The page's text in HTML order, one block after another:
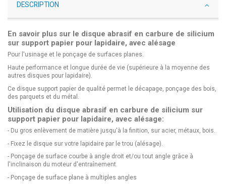
DESCRIPTION
En savoir plus sur le disque abrasif en carbure de silicium
sur support papier pour lapidaire, avec alésage
Pour l'usinage et le ponçage de surfaces planes.
Haute performance et longue durée de vie (supérieure à la moyenne des
autres disques pour lapidaire).
Ce disque support papier de qualité permet le décapage, ponçage des bois,
des parquets et du métal.
Utilisation du disque abrasif en carbure de silicium sur
support papier pour lapidaire, avec alésage:
- Du gros enlèvement de matière jusqu'à la finition, sur acier, métaux, bois.
- Fixez le disque sur votre lapidaire par le trou (alésage).
- Ponçage de surface courbe à angle droit et/ou tout angle grâce à
l'inclinaison du moteur d'entraînement.
- Ponçage de surface plane à multiples angles